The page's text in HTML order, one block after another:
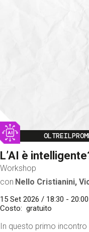
Image
L’AI è
Workshop
con Nello Cristianini,
15 Set 2026 / 18:30 - 20:00
Costo
gratuito
In questo primo